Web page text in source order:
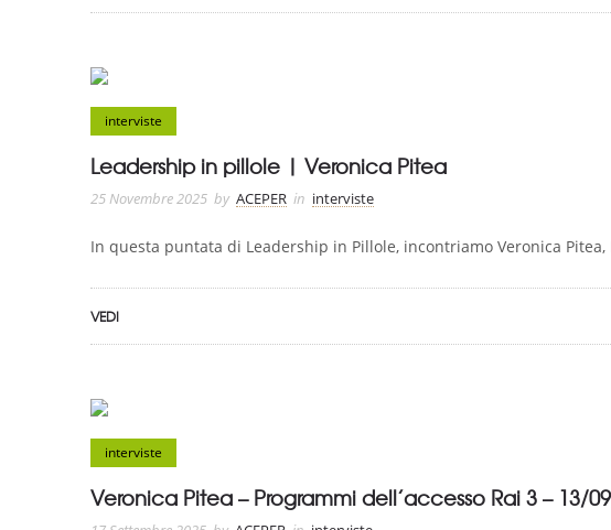
interviste
Leadership in pillole | Veronica Pitea
25 Novembre 2025 by ACEPER in interviste
In questa puntata di Leadership in Pillole, incontriamo Veronica Pitea,
VEDI
interviste
Veronica Pitea – Programmi dell’accesso Rai 3 – 13/